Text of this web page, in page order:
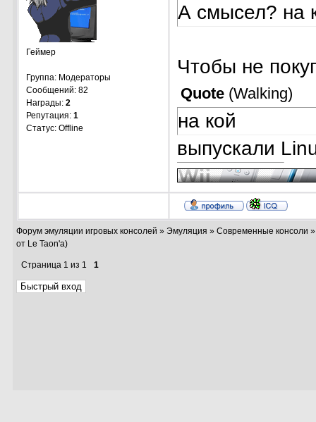
Геймер
Группа: Модераторы
Сообщений: 82
Награды: 2
Репутация: 1
Статус: Offline
А смысел? на
Чтобы не
Quote(Walking)
на кой
выпускали
Форум эмуляции игровых консолей » Эмуляция » Современные консоли
от Le Taon'a)
Страница 1 из 1 1